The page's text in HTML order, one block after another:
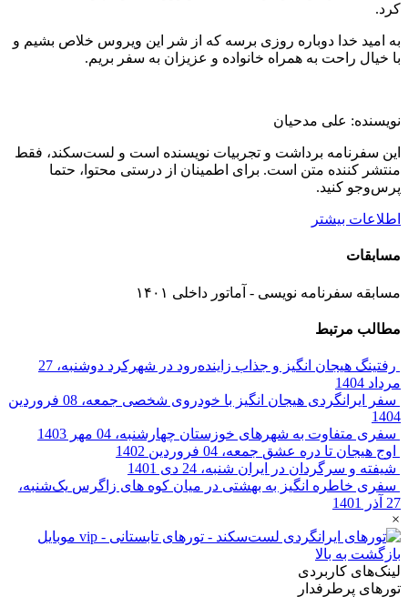
کرد.
به امید خدا دوباره روزی برسه که از شر این ویروس خلاص بشیم و
با خیال راحت به همراه خانواده و عزیزان به سفر بریم.
نویسنده: علی مدحیان
این سفرنامه برداشت و تجربیات نویسنده است و لست‌سکند، فقط
منتشر کننده متن است. برای اطمینان از درستی محتوا، حتما
پرس‌وجو کنید.
اطلاعات بیشتر
مسابقات
مسابقه سفرنامه نویسی - آماتور داخلی ۱۴۰۱
مطالب مرتبط
رفتینگ هیجان انگیز و جذاب زاینده‌رود در شهرکرد
دوشنبه، 27
مرداد 1404
سفر ایرانگردی هیجان انگیز با خودروی شخصی
جمعه، 08 فروردین
1404
سفری متفاوت به شهرهای خوزستان چهارشنبه، 04 مهر 1403
اوج هيجان تا دره عشق جمعه، 04 فروردین 1402
شیفته و سرگردان در ایران شنبه، 24 دی 1401
سفری خاطره انگیز به بهشتی در میان کوه های زاگرس یک‌شنبه،
27 آذر 1401
×
بازگشت به بالا
لینک‌های کاربردی
تورهای پرطرفدار